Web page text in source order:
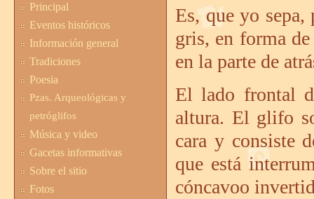
Principal
Eventos históricos
Información general
Tradiciones
Poesia
Pzas. Arqueológicas y
petróglifos
Música y video
Gacetas informativas
Sobre el sitio
Fotos
Es, que yo
gris, en forma
en la parte de
El lado frontal
altura. El glifo
cara y consiste
que está
cóncavoo